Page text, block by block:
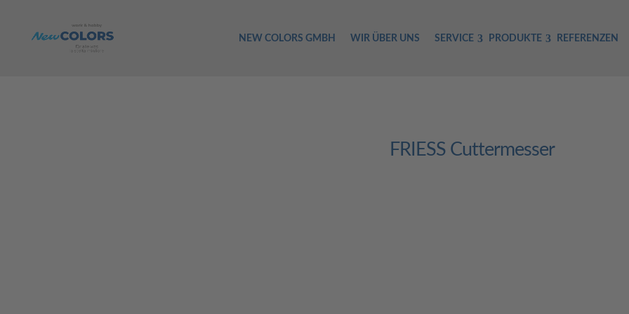
NEW COLORS GMBH WIR ÜBER UNS SERVICE PRODUKTE REFERENZEN
FRIESS Cuttermesser